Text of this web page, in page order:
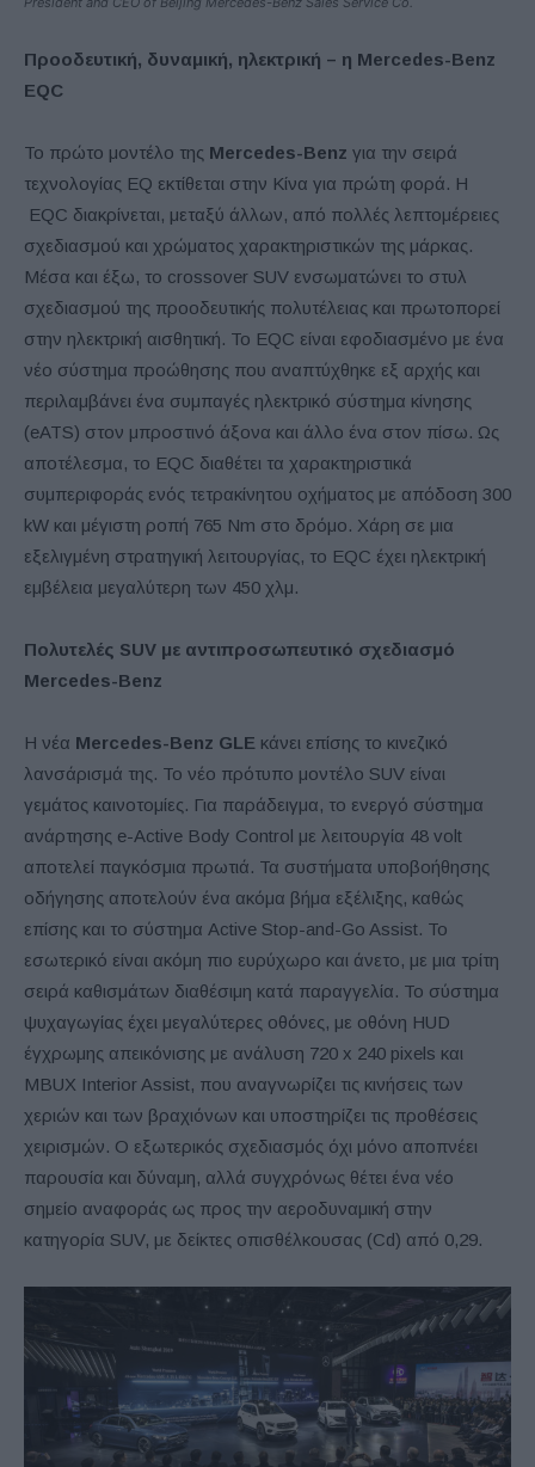
Προοδευτική, δυναμική, ηλεκτρική – η Mercedes-Benz
EQC
Το πρώτο μοντέλο της Mercedes-Benz για την σειρά
τεχνολογίας EQ εκτίθεται στην Κίνα για πρώτη φορά. Η
EQC διακρίνεται, μεταξύ άλλων, από πολλές λεπτομέρειες
σχεδιασμού και χρώματος χαρακτηριστικών της μάρκας.
Μέσα και έξω, το crossover SUV ενσωματώνει το στυλ
σχεδιασμού της προοδευτικής πολυτέλειας και πρωτοπορεί
στην ηλεκτρική αισθητική. Το EQC είναι εφοδιασμένο με ένα
νέο σύστημα προώθησης που αναπτύχθηκε εξ αρχής και
περιλαμβάνει ένα συμπαγές ηλεκτρικό σύστημα κίνησης
(eATS) στον μπροστινό άξονα και άλλο ένα στον πίσω. Ως
αποτέλεσμα, το EQC διαθέτει τα χαρακτηριστικά
συμπεριφοράς ενός τετρακίνητου οχήματος με απόδοση 300
kW και μέγιστη ροπή 765 Nm στο δρόμο. Χάρη σε μια
εξελιγμένη στρατηγική λειτουργίας, το EQC έχει ηλεκτρική
εμβέλεια μεγαλύτερη των 450 χλμ.
Πολυτελές SUV με αντιπροσωπευτικό σχεδιασμό
Mercedes-Benz
Η νέα Mercedes-Benz GLE κάνει επίσης το κινεζικό
λανσάρισμά της. Το νέο πρότυπο μοντέλο SUV είναι
γεμάτος καινοτομίες. Για παράδειγμα, το ενεργό σύστημα
ανάρτησης e-Active Body Control με λειτουργία 48 volt
αποτελεί παγκόσμια πρωτιά. Τα συστήματα υποβοήθησης
οδήγησης αποτελούν ένα ακόμα βήμα εξέλιξης, καθώς
επίσης και το σύστημα Active Stop-and-Go Assist. Το
εσωτερικό είναι ακόμη πιο ευρύχωρο και άνετο, με μια τρίτη
σειρά καθισμάτων διαθέσιμη κατά παραγγελία. Το σύστημα
ψυχαγωγίας έχει μεγαλύτερες οθόνες, με οθόνη HUD
έγχρωμης απεικόνισης με ανάλυση 720 x 240 pixels και
MBUX Interior Assist, που αναγνωρίζει τις κινήσεις των
χεριών και των βραχιόνων και υποστηρίζει τις προθέσεις
χειρισμών. Ο εξωτερικός σχεδιασμός όχι μόνο αποπνέει
παρουσία και δύναμη, αλλά συγχρόνως θέτει ένα νέο
σημείο αναφοράς ως προς την αεροδυναμική στην
κατηγορία SUV, με δείκτες οπισθέλκουσας (Cd) από 0,29.